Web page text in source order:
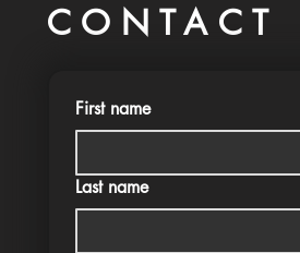
CONTACT
First name
Last name